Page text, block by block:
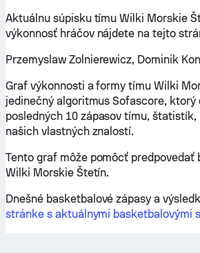
Aktuálnu súpisku tímu Wilki Morskie
výkonnosť hráčov nájdete na tejto
Przemyslaw Zolnierewicz, Dominik
Graf výkonnosti a formy tímu Wilki
jedinečný algoritmus Sofascore, ktorý
posledných 10 zápasov tímu, štatistík,
našich vlastných znalostí.
Tento graf môže pomôcť predpovedať
Wilki Morskie Štetín.
Dnešné basketbalové zápasy a
stránke s aktuálnymi basketbalovými